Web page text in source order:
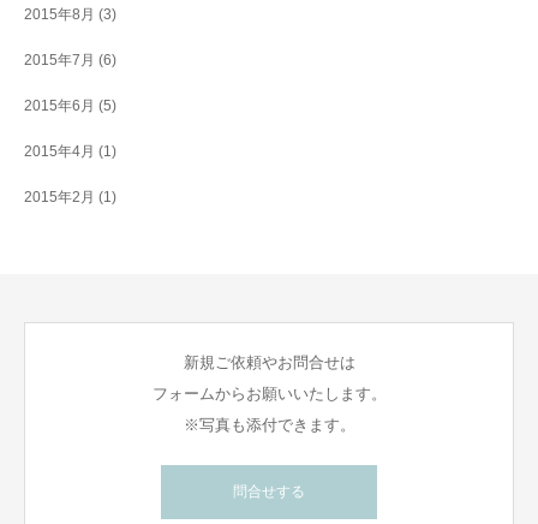
2015年8月 (3)
2015年7月 (6)
2015年6月 (5)
2015年4月 (1)
2015年2月 (1)
新規ご依頼やお問合せは
フォームからお願いいたします。
※写真も添付できます。
問合せする